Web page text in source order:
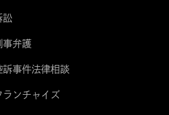
訟
事弁護
訴事件法律相談
ランチャイズ